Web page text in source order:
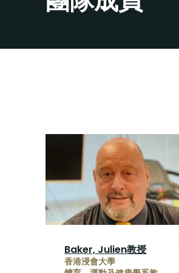
Baker, Julien教授
香港浸會大學